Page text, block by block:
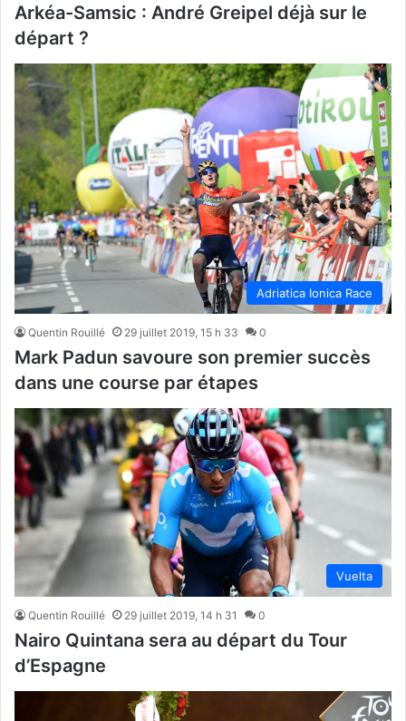
Arkéa-Samsic : André Greipel déjà sur le
départ ?
Adriatica Ionica Race
Quentin Rouillé 29 juillet 2019, 15 h 33 0
Mark Padun savoure son premier succès
dans une course par étapes
Vuelta
Quentin Rouillé 29 juillet 2019, 14 h 31 0
Nairo Quintana sera au départ du Tour
d’Espagne